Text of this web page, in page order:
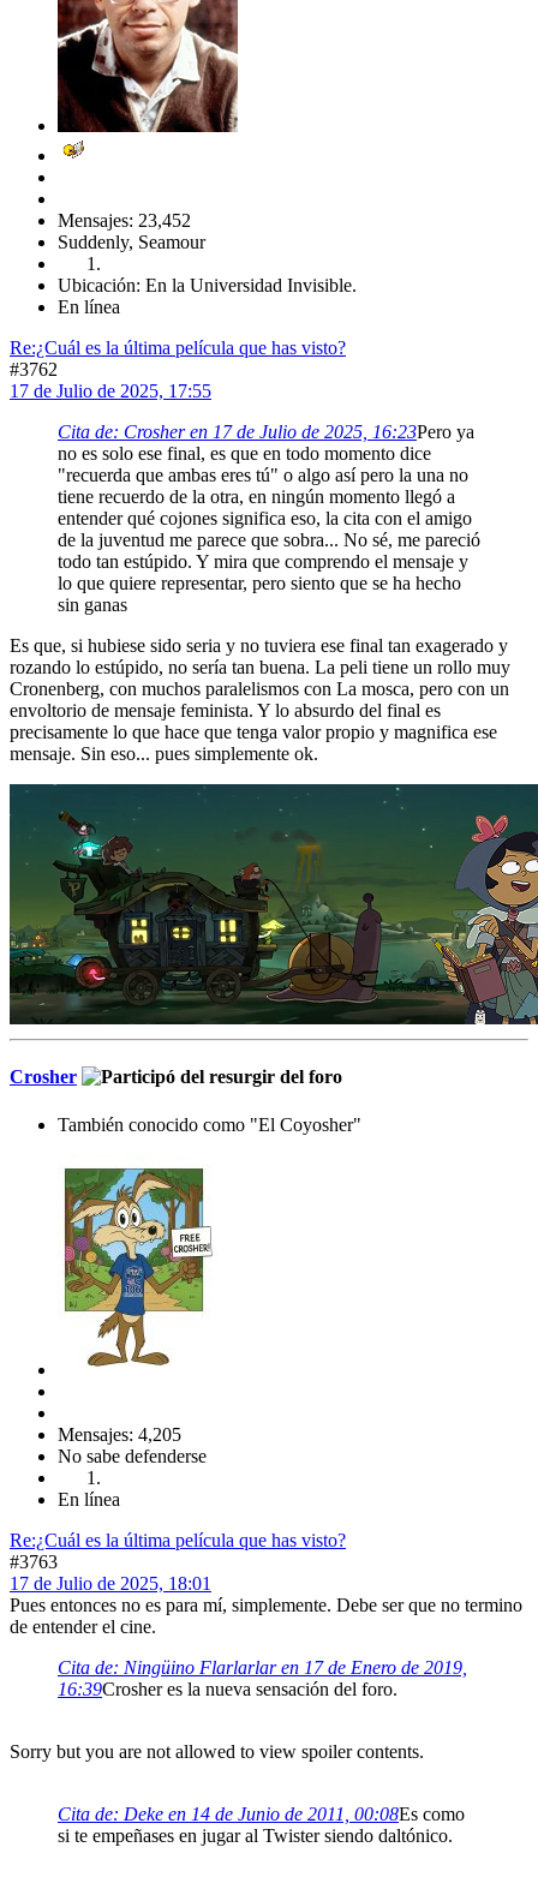
Mensajes: 23,452
Suddenly, Seamour
Ubicación: En la Universidad Invisible.
En línea
Re:¿Cuál es la última película que has visto?
#3762
17 de Julio de 2025, 17:55
Cita de: Crosher en 17 de Julio de 2025, 16:23Pero ya
no es solo ese final, es que en todo momento dice
"recuerda que ambas eres tú" o algo así pero la una no
tiene recuerdo de la otra, en ningún momento llegó a
entender qué cojones significa eso, la cita con el amigo
de la juventud me parece que sobra... No sé, me pareció
todo tan estúpido. Y mira que comprendo el mensaje y
lo que quiere representar, pero siento que se ha hecho
sin ganas
Es que, si hubiese sido seria y no tuviera ese final tan exagerado y
rozando lo estúpido, no sería tan buena. La peli tiene un rollo muy
Cronenberg, con muchos paralelismos con La mosca, pero con un
envoltorio de mensaje feminista. Y lo absurdo del final es
precisamente lo que hace que tenga valor propio y magnifica ese
mensaje. Sin eso... pues simplemente ok.
Crosher
También conocido como "El Coyosher"
Mensajes: 4,205
No sabe defenderse
En línea
Re:¿Cuál es la última película que has visto?
#3763
17 de Julio de 2025, 18:01
Pues entonces no es para mí, simplemente. Debe ser que no termino
de entender el cine.
Cita de: Ningüino Flarlarlar en 17 de Enero de 2019,
16:39Crosher es la nueva sensación del foro.
Sorry but you are not allowed to view spoiler contents.
Cita de: Deke en 14 de Junio de 2011, 00:08Es como
si te empeñases en jugar al Twister siendo daltónico.